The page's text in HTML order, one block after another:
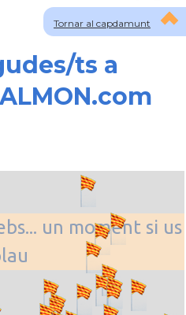
Tornar al capdamunt
ts a
un moment si us